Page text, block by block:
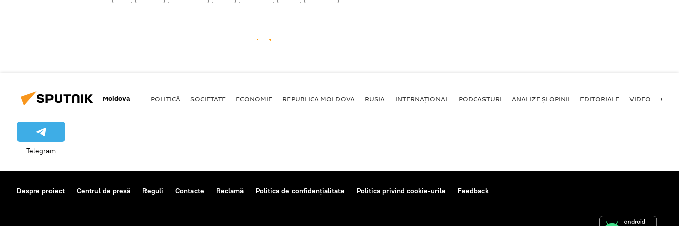
Moldova POLITICĂ SOCIETATE ECONOMIE REPUBLICA MOLDOVA RUSIA INTERNAȚIONAL PODCASTURI ANALIZE ȘI OPINII EDITORIALE VIDEO
Telegram
Despre proiect Centrul de presă Reguli Contacte Reclamă Politica de confidențialitate Politica privind cookie-urile Feedback